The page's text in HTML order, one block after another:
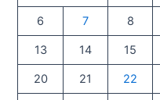
6 7 8
13 14 15
20 21 22